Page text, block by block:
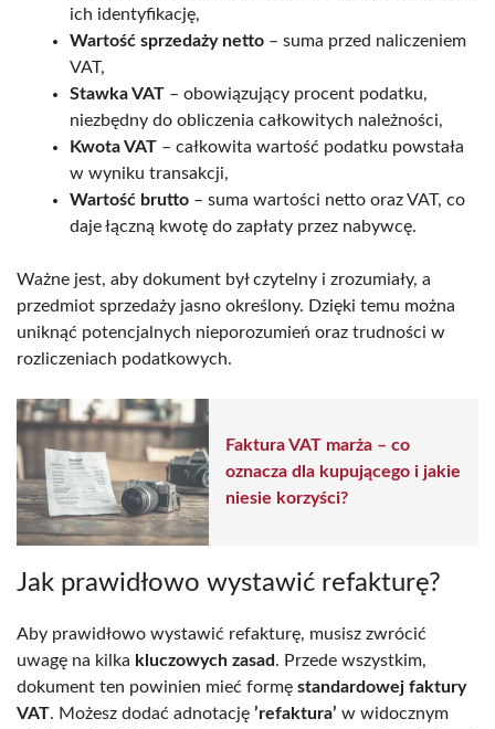
ich identyfikację,
Wartość sprzedaży netto – suma przed naliczeniem
VAT,
Stawka VAT – obowiązujący procent podatku,
niezbędny do obliczenia całkowitych należności,
Kwota VAT – całkowita wartość podatku powstała
w wyniku transakcji,
Wartość brutto – suma wartości netto oraz VAT, co
daje łączną kwotę do zapłaty przez nabywcę.
Ważne jest, aby dokument był czytelny i zrozumiały, a
przedmiot sprzedaży jasno określony. Dzięki temu można
uniknąć potencjalnych nieporozumień oraz trudności w
rozliczeniach podatkowych.
Faktura VAT marża – co
oznacza dla kupującego i jakie
niesie korzyści?
Jak prawidłowo wystawić refakturę?
Aby prawidłowo wystawić refakturę, musisz zwrócić
uwagę na kilka kluczowych zasad. Przede wszystkim,
dokument ten powinien mieć formę standardowej faktury
VAT. Możesz dodać adnotację ’refaktura’ w widocznym